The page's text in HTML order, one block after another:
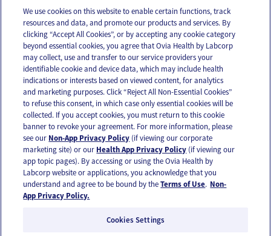
Email Text
OUR APPS
FOLLOW US
Privacy Policy
We use cookies on this website to enable certain functions, track
resources and data, and promote our products and services. By
clicking “Accept All Cookies”, or by accepting any cookie category
beyond essential cookies, you agree that Ovia Health by Labcorp
may collect, use and transfer to our service providers your
identifiable cookie and device data, which may include health
indications or interests based on viewed content, for analytics
and marketing purposes. Click “Reject All Non-Essential Cookies”
to refuse this consent, in which case only essential cookies will be
collected. If you accept cookies, you must return to this cookie
banner to revoke your agreement. For more information, please
see our Non-App Privacy Policy (if viewing our corporate
marketing site) or our Health App Privacy Policy (if viewing our
app topic pages). By accessing or using the Ovia Health by
Labcorp website or applications, you acknowledge that you
understand and agree to be bound by theTerms of Use. Non-
App Privacy Policy.
Cookies Settings